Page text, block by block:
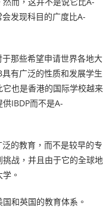
发现科目的广度比A-
那些希望申请世界各地大
有广泛的性质和发展学生
也是香港的国际学校越来
IBDP而不是A-
的教育，而不是较早的专
战，并且由于它的全球地
。
和英国的教育体系。